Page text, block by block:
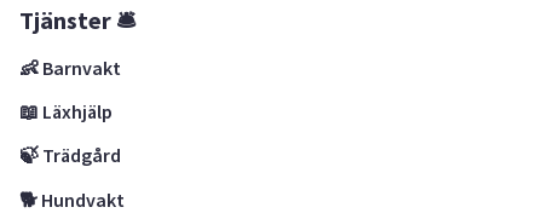
Tjänster 🛎
👶 Barnvakt
📖 Läxhjälp
🍃 Trädgård
🐕 Hundvakt